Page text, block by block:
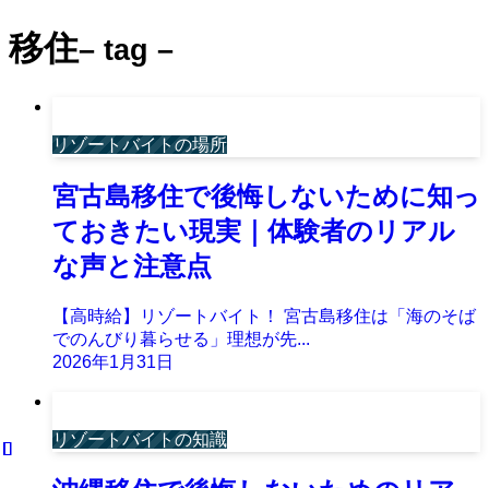
移住– tag –
リゾートバイトの場所
宮古島移住で後悔しないために知っ
ておきたい現実｜体験者のリアル
な声と注意点
【高時給】リゾートバイト！ 宮古島移住は「海のそば
でのんびり暮らせる」理想が先...
2026年1月31日
リゾートバイトの知識